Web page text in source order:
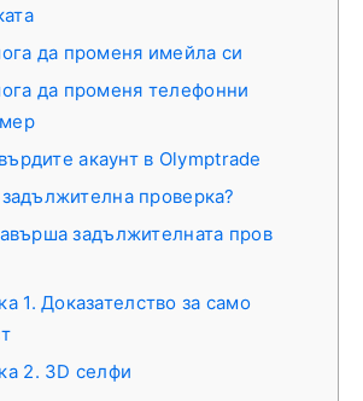
да променя имейла си
да променя телефонни
акаунт в Olymptrade
проверка?
задължителната пров
1. Доказателство за само
2. 3D селфи